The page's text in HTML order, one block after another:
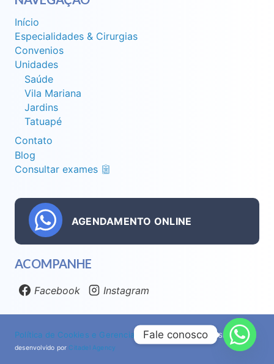
Início
Especialidades & Cirurgias
Convenios
Unidades
Saúde
Vila Mariana
Jardins
Tatuapé
Contato
Blog
Consultar exames
AGENDAMENTO ONLINE
ACOMPANHE
Facebook Instagram
Política de Cookies e Gerenciamento| Privacidade
| Site
desenvolvido por Citadel Agency
Fale conosco